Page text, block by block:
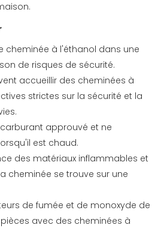
cheminée à l'éthanol dans une
de risques de sécurité.
accueillir des cheminées à
strictes sur la sécurité et la
approuvé et ne
est chaud.
des matériaux inflammables et
cheminée se trouve sur une
de fumée et de monoxyde de
avec des cheminées à